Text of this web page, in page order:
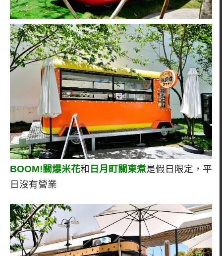
BOOM!關爆米花和 日月町關東煮是假日限定，平
日沒有營業